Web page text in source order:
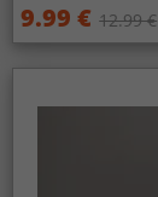
9.99 € 12.99 €